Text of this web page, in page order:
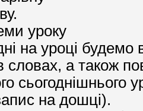
уроку
на уроці будемо
словах, а також
сьогоднішнього
на дошці).